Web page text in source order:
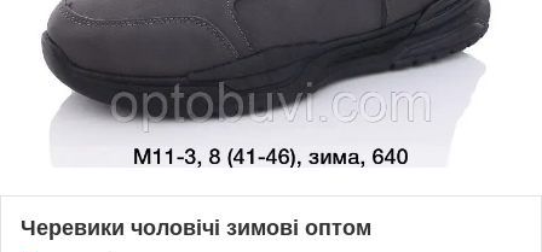
Черевики чоловічі зимові оптом